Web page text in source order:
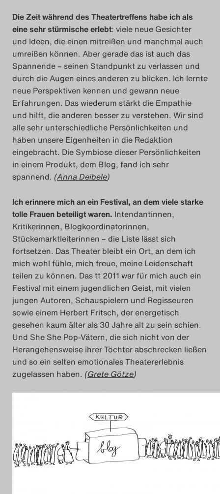
Das Theatertreffen-
2024
Das Theatertreffen-
2025
Das Theatertreffen-
Archiv
Impressum
Nutzungsbedingungen
Die Zeit während des Theatertreffens habe ich als
eine sehr stürmische erlebt: viele neue Gesichter
und Ideen, die einen mitreißen und manchmal auch
umreißen können. Aber gerade das ist auch das
Spannende – seinen Standpunkt zu verlassen und
durch die Augen eines anderen zu blicken. Ich lernte
neue Perspektiven kennen und gewann neue
Erfahrungen. Das wiederum stärkt die Empathie
und hilft, die anderen besser zu verstehen. Wir sind
alle sehr unterschiedliche Persönlichkeiten und
haben unsere Eigenheiten in die Redaktion
eingebracht. Die Symbiose dieser Persönlichkeiten
in einem Produkt, dem Blog, fand ich sehr
spannend. (Anna Deibele)
Ich erinnere mich an ein Festival, an dem viele starke
tolle Frauen beteiligt waren. Intendantinnen,
Kritikerinnen, Blogkoordinatorinnen,
Stückemarktleiterinnen – die Liste lässt sich
fortsetzen. Das Theater bleibt ein Ort, an dem ich
mich wohl fühle, mich freue, meine Leidenschaft
teilen zu können. Das tt 2011 war für mich auch ein
Festival mit einem jugendlichen Geist, mit vielen
jungen Autoren, Schauspielern und Regisseuren
sowie einem Herbert Fritsch, der energetisch
gesehen kaum älter als 30 Jahre alt zu sein schien.
Und She She Pop-Vätern, die sich nicht von der
Herangehensweise ihrer Töchter abschrecken ließen
und so ein selten emotionales Theatererlebnis
zugelassen haben. (Grete Götze)